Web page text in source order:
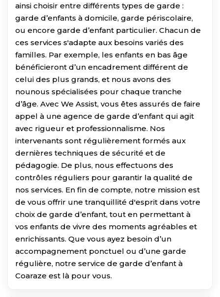
ainsi choisir entre différents types de garde :
garde d’enfants à domicile, garde périscolaire,
ou encore garde d’enfant particulier. Chacun de
ces services s'adapte aux besoins variés des
familles. Par exemple, les enfants en bas âge
bénéficieront d’un encadrement différent de
celui des plus grands, et nous avons des
nounous spécialisées pour chaque tranche
d’âge. Avec We Assist, vous êtes assurés de faire
appel à une agence de garde d’enfant qui agit
avec rigueur et professionnalisme. Nos
intervenants sont régulièrement formés aux
dernières techniques de sécurité et de
pédagogie. De plus, nous effectuons des
contrôles réguliers pour garantir la qualité de
nos services. En fin de compte, notre mission est
de vous offrir une tranquillité d'esprit dans votre
choix de garde d’enfant, tout en permettant à
vos enfants de vivre des moments agréables et
enrichissants. Que vous ayez besoin d’un
accompagnement ponctuel ou d’une garde
régulière, notre service de garde d’enfant à
Coaraze est là pour vous.